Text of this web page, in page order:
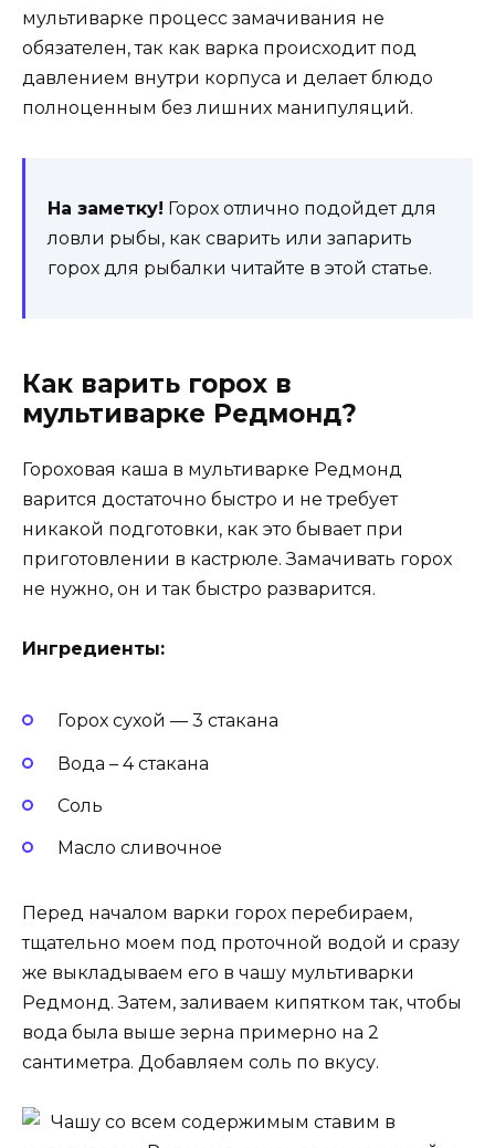
мультиварке процесс замачивания не
обязателен, так как варка происходит под
давлением внутри корпуса и делает блюдо
полноценным без лишних манипуляций.
На заметку! Горох отлично подойдет для
ловли рыбы, как сварить или запарить
горох для рыбалки читайте в этой статье.
Как варить горох в
мультиварке Редмонд?
Гороховая каша в мультиварке Редмонд
варится достаточно быстро и не требует
никакой подготовки, как это бывает при
приготовлении в кастрюле. Замачивать горох
не нужно, он и так быстро разварится.
Ингредиенты:
Горох сухой — 3 стакана
Вода – 4 стакана
Соль
Масло сливочное
Перед началом варки горох перебираем,
тщательно моем под проточной водой и сразу
же выкладываем его в чашу мультиварки
Редмонд. Затем, заливаем кипятком так, чтобы
вода была выше зерна примерно на 2
сантиметра. Добавляем соль по вкусу.
Чашу со всем содержимым ставим в